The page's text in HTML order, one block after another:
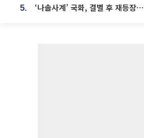
5.